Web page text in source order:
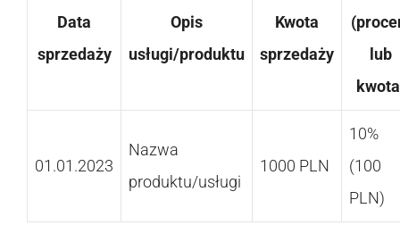
Data
sprzedaży
Opis
usługi/produktu
Kwota
sprzedaży
lub
01.01.2023
Nazwa
produktu/usługi
1000 PLN
10%
(100
PLN)